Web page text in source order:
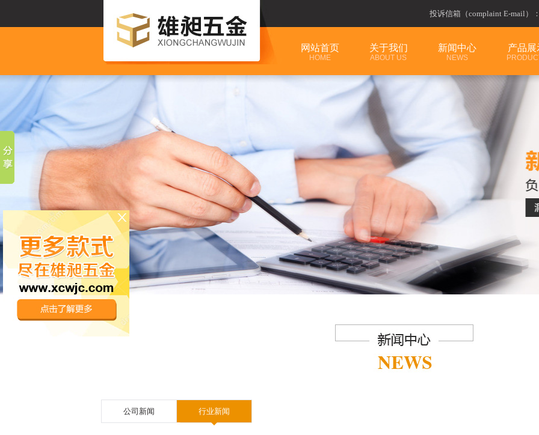
投诉信箱（complaint E-mail）
产品展
新闻中心
NEWS
关于我们
ABOUT US
网站首页
HOME
公司新闻 行业新闻